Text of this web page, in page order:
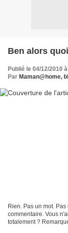
Ben alors
Publié le 04/12/2010
Par Maman@home,
Rien. Pas un mot.
commentaire. Vous
totalement ?